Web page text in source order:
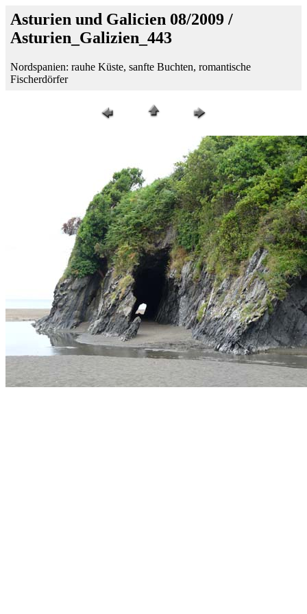
Asturien und Galicien 08/2009 /
Asturien_Galizien_443
Nordspanien: rauhe Küste, sanfte Buchten, romantische
Fischerdörfer